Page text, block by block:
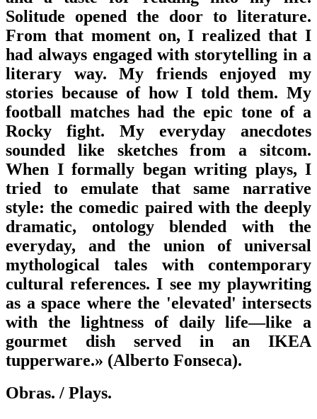
Solitude opened the door to literature.
From that moment on, I realized that I
had always engaged with storytelling in a
literary way. My friends enjoyed my
stories because of how I told them. My
football matches had the epic tone of a
Rocky fight. My everyday anecdotes
sounded like sketches from a sitcom.
When I formally began writing plays, I
tried to emulate that same narrative
style: the comedic paired with the deeply
dramatic, ontology blended with the
everyday, and the union of universal
mythological tales with contemporary
cultural references. I see my playwriting
as a space where the 'elevated' intersects
with the lightness of daily life—like a
gourmet dish served in an IKEA
tupperware.» (Alberto Fonseca).
Obras. / Plays.